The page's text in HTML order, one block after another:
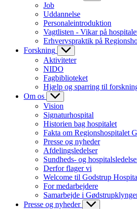
Job
Uddannelse
Personaleintroduktion
Vagtlisten - Vikar på
Erhvervspraktik på
Forskning
Aktiviteter
NIDO
Fagbiblioteket
Hjælp og sparring til
Om os
Vision
Signaturhospital
Historien bag hospitalet
Fakta om Regionshospitalet
Presse og nyheder
Afdelingsledelser
Sundheds- og
Derfor flager vi
Welcome til Godstrup
For medarbejdere
Samarbejde i
Presse og nyheder